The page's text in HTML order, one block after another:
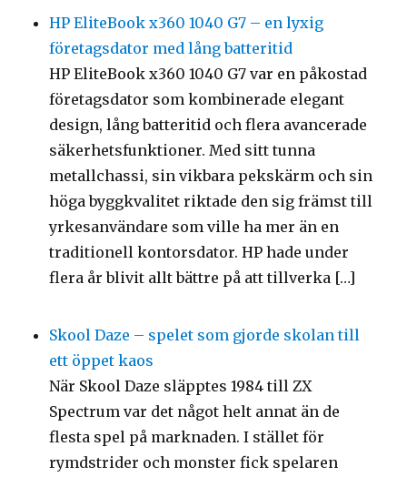
HP EliteBook x360 1040 G7 – en lyxig
företagsdator med lång batteritid
HP EliteBook x360 1040 G7 var en påkostad
företagsdator som kombinerade elegant
design, lång batteritid och flera avancerade
säkerhetsfunktioner. Med sitt tunna
metallchassi, sin vikbara pekskärm och sin
höga byggkvalitet riktade den sig främst till
yrkesanvändare som ville ha mer än en
traditionell kontorsdator. HP hade under
flera år blivit allt bättre på att tillverka […]
Skool Daze – spelet som gjorde skolan till
ett öppet kaos
När Skool Daze släpptes 1984 till ZX
Spectrum var det något helt annat än de
flesta spel på marknaden. I stället för
rymdstrider och monster fick spelaren